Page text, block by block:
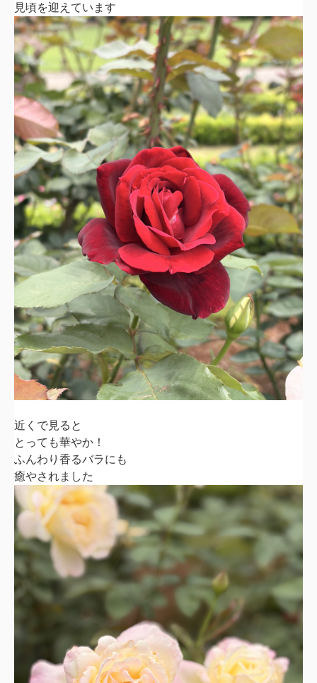
見頃を迎えています
近くで見ると
とっても華やか！
ふんわり香るバラにも
癒やされました